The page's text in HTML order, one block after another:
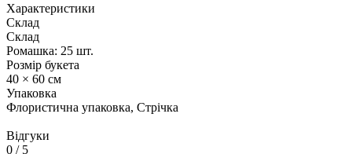
Характеристики
Склад
Склад
Ромашка: 25 шт.
Розмір букета
40 × 60 см
Упаковка
Флористична упаковка, Стрічка
Відгуки
0 / 5